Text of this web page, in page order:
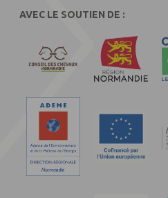
AVEC LE SOUTIEN DE :